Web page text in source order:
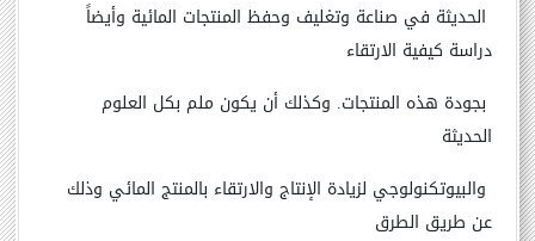
الحديثة في صناعة وتغليف وحفظ المنتجات المائية وأيضاً
دراسة كيفية الارتقاء
بجودة هذه المنتجات. وكذلك أن يكون ملم بكل العلوم
الحديثة
والبيوتكنولوجي لزيادة الإنتاج والارتقاء بالمنتج المائي وذلك
عن طريق الطرق